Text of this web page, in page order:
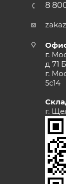
8
г.
д 71 Б
г.
5с14
г.